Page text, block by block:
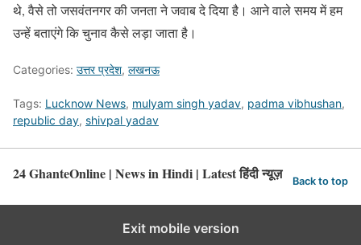
थे, वैसे तो जसवंतनगर की जनता ने जवाब दे दिया है। आने वाले समय में हम
उन्हें बताएंगे कि चुनाव कैसे लड़ा जाता है।
Categories: उत्तर प्रदेश, लखनऊ
Tags: Lucknow News, mulyam singh yadav, padma vibhushan,
republic day, shivpal yadav
24 GhanteOnline | News in Hindi | Latest हिंदी न्यूज़ Back to top
Exit mobile version